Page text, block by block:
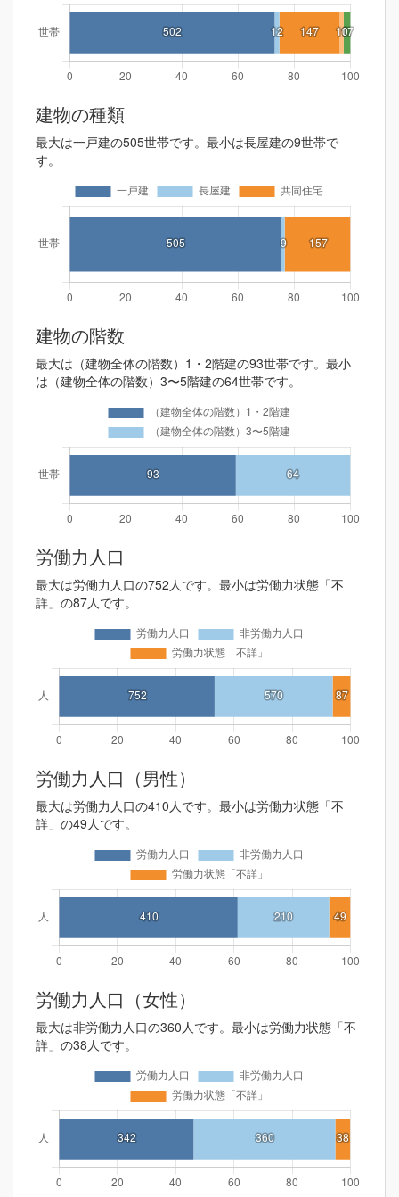
建物の種類
最大は一戸建の505世帯です。最小は長屋建の9世帯で
す。
建物の階数
最大は（建物全体の階数）1・2階建の93世帯です。最小
は（建物全体の階数）3〜5階建の64世帯です。
労働力人口
最大は労働力人口の752人です。最小は労働力状態「不
詳」の87人です。
労働力人口（男性）
最大は労働力人口の410人です。最小は労働力状態「不
詳」の49人です。
労働力人口（女性）
最大は非労働力人口の360人です。最小は労働力状態「不
詳」の38人です。